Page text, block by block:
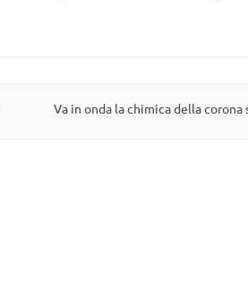
Va in onda la chimica della corona